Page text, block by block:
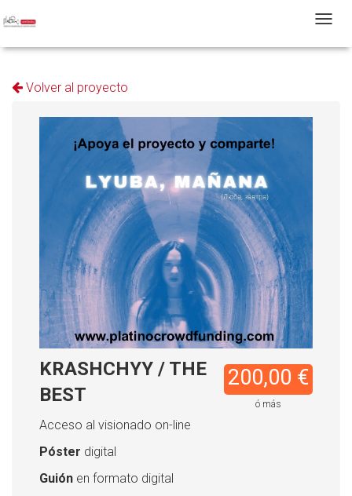
T
Volver al proyecto
200,00 €
ó más
KRASHCHYY / THE
BEST
Acceso al visionado on-line
Póster digital
Guión en formato digital